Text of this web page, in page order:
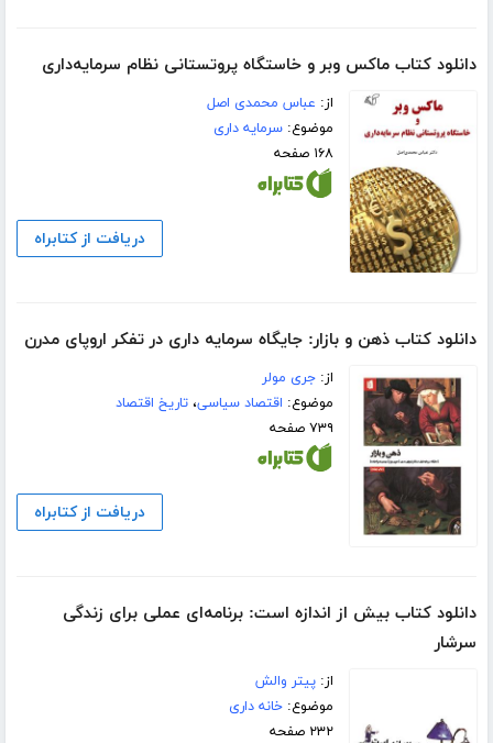
دانلود کتاب ماکس وبر و خاستگاه پروتستانی نظام سرمایه‌داری
از: عباس محمدی اصل
موضوع:سرمایه داری
۱۶۸ صفحه
دریافت از کتابراه
دانلود کتاب ذهن و بازار: جایگاه سرمایه‌ داری در تفکر اروپای مدرن
از:جری مولر
موضوع: اقتصاد سیاسی،تاریخ اقتصاد
۷۳۹ صفحه
دریافت از کتابراه
دانلود کتاب بیش از اندازه است: برنامه‌ای عملی برای زندگی
سرشار
از:پیتر والش
موضوع:خانه داری
۲۳۲ صفحه